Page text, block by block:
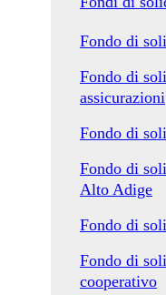
Fondo di
Fondo di
assicurazioni
Fondo di
Fondo di
Alto Adige
Fondo di
Fondo di
cooperativo